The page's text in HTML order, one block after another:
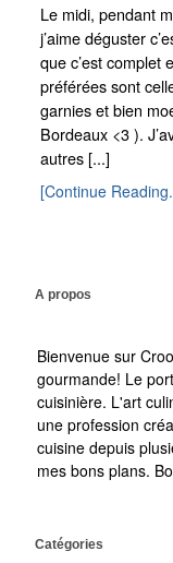
Le midi, pendant
j’aime déguster
que c’est complet
préférées sont
garnies et bien
Bordeaux <3 ).
autres [...]
[Continue
A propos
Bienvenue sur
gourmande! Le
cuisinière. L'art
une profession
cuisine depuis
mes bons plans.
Catégories